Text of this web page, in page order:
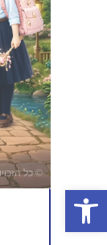
פתח סרגל נגישות